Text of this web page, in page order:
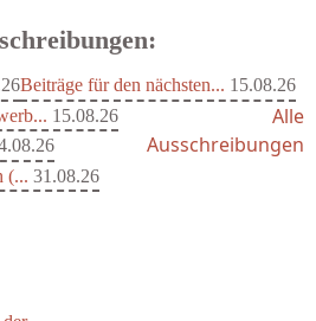
Beiträge für den nächsten... 15.08.26
15.08.26
(... 31.08.26
Alle
Ausschreibungen